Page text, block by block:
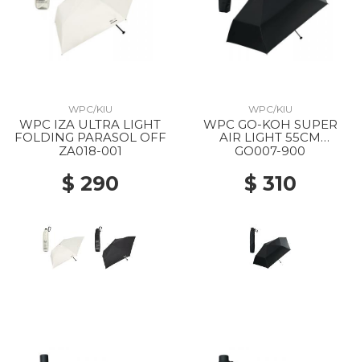
WPC/KIU
WPC IZA ULTRA LIGHT
FOLDING PARASOL OFF
ZA018-001
$ 290
WPC/KIU
WPC GO-KOH SUPER
AIR LIGHT 55CM
FOLDING PARASOL 900
GO007-900
$ 310